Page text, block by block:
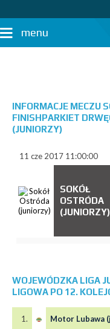
menu
INFORMACJE MECZU
FINISHPARKIET
(JUNIORZY)
11 cze 2017 11:00:00
SOKÓŁ
OSTRÓDA
(JUNIORZY)
WOJEWÓDZKA LIGA
LIGOWA PO 12.
1. Motor Lubawa